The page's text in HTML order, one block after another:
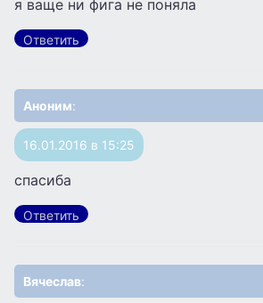
я ваще ни фига не поняла
Ответить
Аноним:
16.01.2016 в 15:25
спасиба
Ответить
Вячеслав: